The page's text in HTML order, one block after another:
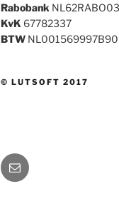
Rabobank
KvK 67782337
BTW NL001569997B90
© LUTSOFT 2017
E-
mail